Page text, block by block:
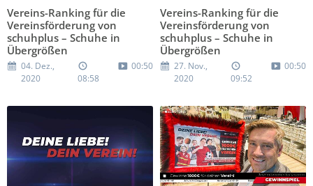
Vereins-Ranking für die
Vereinsförderung von
schuhplus – Schuhe in
Übergrößen
04. Dez.,
2020
08:58
00:50
Vereins-Ranking für die
Vereinsförderung von
schuhplus – Schuhe in
Übergrößen
27. Nov.,
2020
09:52
00:50